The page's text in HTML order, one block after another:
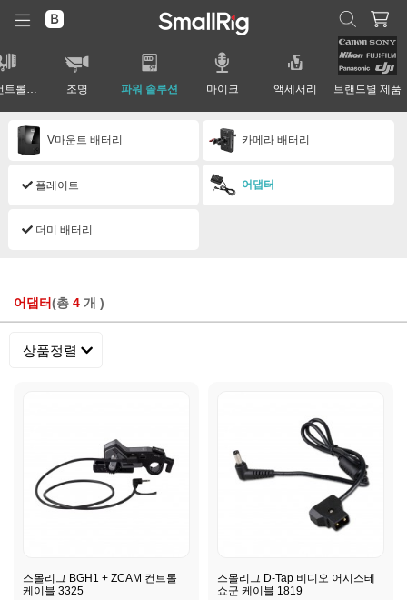
조명 파워 솔루션 마이크 액세서리 브랜드별 제품
V마운트 배터리 카메라 배터리
플레이트 어댑터
더미 배터리
어댑터(총 4 개 )
상품정렬
스몰리그 BGH1 + ZCAM 컨트롤
케이블 3325
스몰리그 D-Tap 비디오 어시스테
쇼군 케이블 1819